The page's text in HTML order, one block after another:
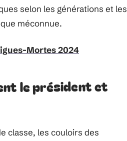
selon les générations et les
méconnue.
Mortes 2024
le président et
classe, les couloirs des